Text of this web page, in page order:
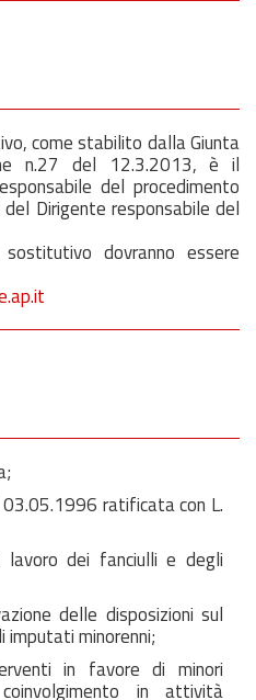
come stabilito dalla Giunta
n.27 del 12.3.2013, è il
del procedimento
Dirigente responsabile del
dovranno essere
ratificata con L.
dei fanciulli e degli
delle disposizioni sul
imputati minorenni;
in favore di minori
in attività